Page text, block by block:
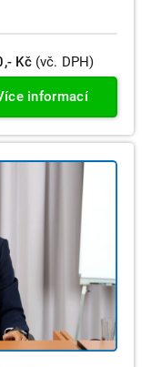
Kč (vč. DPH)
informací